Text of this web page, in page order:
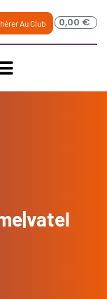
Au Club 0,00 €